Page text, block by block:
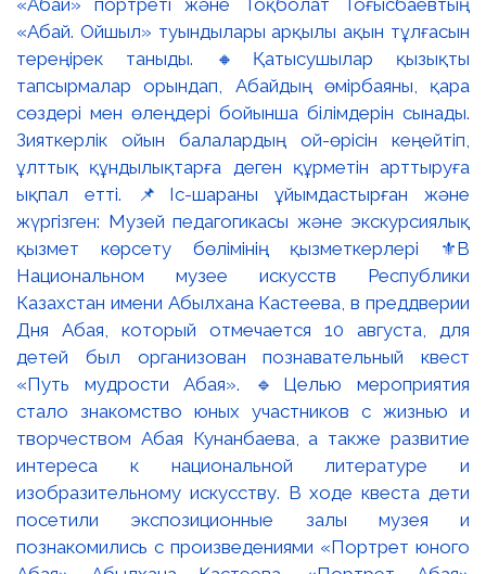
«Абай. Ойшыл» туындылары арқылы ақын тұлғасын
тереңірек таныды. 🔸Қатысушылар қызықты
тапсырмалар орындап, Абайдың өмірбаяны, қара
сөздері мен өлеңдері бойынша білімдерін сынады.
Зияткерлік ойын балалардың ой-өрісін кеңейтіп,
ұлттық құндылықтарға деген құрметін арттыруға
ықпал етті. 📌Іс-шараны ұйымдастырған және
жүргізген: Музей педагогикасы және экскурсиялық
қызмет көрсету бөлімінің қызметкерлері ⚜️В
Национальном музее искусств Республики
Казахстан имени Абылхана Кастеева, в преддверии
Дня Абая, который отмечается 10 августа, для
детей был организован познавательный квест
«Путь мудрости Абая». 🔹Целью мероприятия
стало знакомство юных участников с жизнью и
творчеством Абая Кунанбаева, а также развитие
интереса к национальной литературе и
изобразительному искусству. В ходе квеста дети
посетили экспозиционные залы музея и
познакомились с произведениями «Портрет юного